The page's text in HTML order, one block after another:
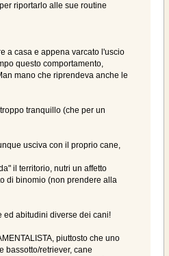
riportarlo alle sue routine
a casa e appena varcato l'uscio
questo comportamento,
mano che riprendeva anche le
tranquillo (che per un
usciva con il proprio cane,
il territorio, nutri un affetto
di binomio (non prendere alla
ed abitudini diverse dei cani!
piuttosto che uno
bassotto/retriever, cane